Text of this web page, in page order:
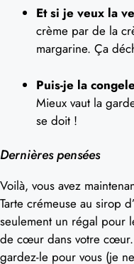
Et si je veux la
crème par de la
margarine. Ça
Puis-je la
Mieux vaut la
se doit !
Dernières pensées
Voilà, vous avez
Tarte crémeuse au sirop
seulement un régal pour
de cœur dans votre cœur.
gardez-le pour vous (je